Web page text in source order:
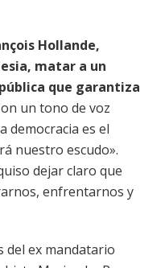
Hollande,
matar a un
que garantiza
un tono de voz
democracia es el
nuestro escudo».
dejar claro que
enfrentarnos y
del ex mandatario